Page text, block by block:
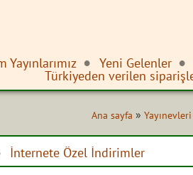
Yayınlarımız Yeni Gelenler
Türkiyeden verilen
Ana sayfa » Yayınevleri
İnternete Özel İndirimler